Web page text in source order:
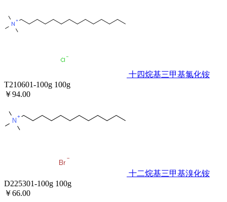
十四烷基三甲基氯化铵
T210601-100g 100g
￥94.00
十二烷基三甲基溴化铵
D225301-100g 100g
￥66.00